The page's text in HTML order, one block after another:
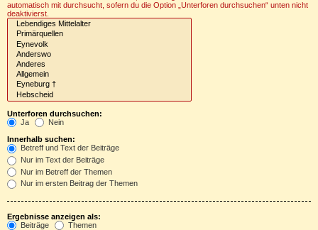
automatisch mit durchsucht, sofern du die Option „Unterforen durchsuchen“ unten nicht
deaktivierst.
Unterforen durchsuchen:
Ja
Nein
Innerhalb suchen:
Betreff und Text der Beiträge
Nur im Text der Beiträge
Nur im Betreff der Themen
Nur im ersten Beitrag der Themen
Ergebnisse anzeigen als:
Beiträge
Themen